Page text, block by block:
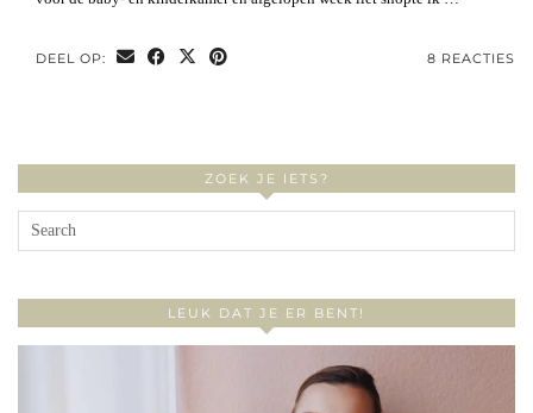
DEEL OP: 8 REACTIES
ZOEK JE IETS?
LEUK DAT JE ER BENT!